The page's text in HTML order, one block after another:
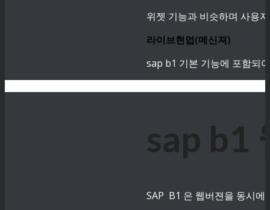
위젯 기능과 비슷하며 사용
라이브현업(메신져)
sap b1 기본 기능에 포함되
sap b1
SAP B1 은 웹버젼을 동시에